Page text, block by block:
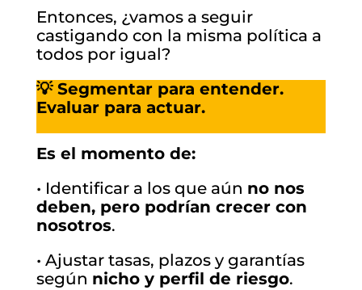
Entonces, ¿vamos a seguir
castigando con la misma política a
todos por igual?
💡 Segmentar para entender.
Evaluar para actuar.
Es el momento de:
• Identificar a los que aún no nos
deben, pero podrían crecer con
nosotros.
• Ajustar tasas, plazos y garantías
según nicho y perfil de riesgo.